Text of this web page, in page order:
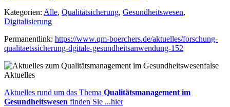
Kategorien: Alle, Qualitätsicherung, Gesundheitswesen,
Digitalisierung
Permanentlink: https://www.qm-boerchers.de/aktuelles/forschung-
qualitaetssicherung-dgitale-gesundheitsanwendung-152
false
Aktuelles
Aktuelles rund um das Thema Qualitätsmanagement im
Gesundheitswesen finden Sie ...hier